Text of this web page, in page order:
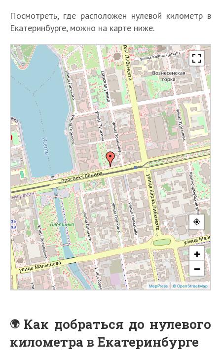
Посмотреть, где расположен нулевой километр в
Екатеринбурге, можно на карте ниже.
Как добраться до нулевого
километра в Екатеринбурге